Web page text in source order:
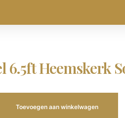
6.5ft Heemskerk
Toevoegen aan winkelwagen